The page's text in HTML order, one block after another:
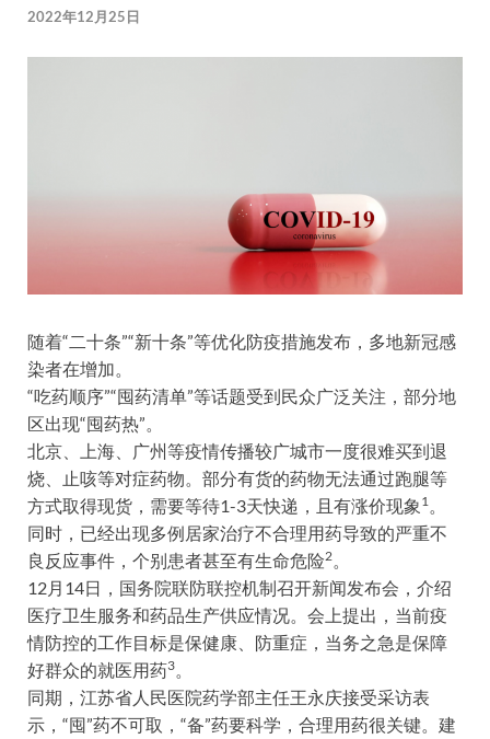
2022年12月25日
随着“二十条”“新十条”等优化防疫措施发布，多地新冠感
染者在增加。
“吃药顺序”“囤药清单”等话题受到民众广泛关注，部分地
区出现“囤药热”。
北京、上海、广州等疫情传播较广城市一度很难买到退
烧、止咳等对症药物。部分有货的药物无法通过跑腿等
方式取得现货，需要等待1-3天快递，且有涨价现象 1 。
同时，已经出现多例居家治疗不合理用药导致的严重不
良反应事件，个别患者甚至有生命危险2。
12月14日，国务院联防联控机制召开新闻发布会，介绍
医疗卫生服务和药品生产供应情况。会上提出，当前疫
情防控的工作目标是保健康、防重症，当务之急是保障
好群众的就医用药3。
同期，江苏省人民医院药学部主任王永庆接受采访表
示，“囤”药不可取，“备”药要科学，合理用药很关键。建